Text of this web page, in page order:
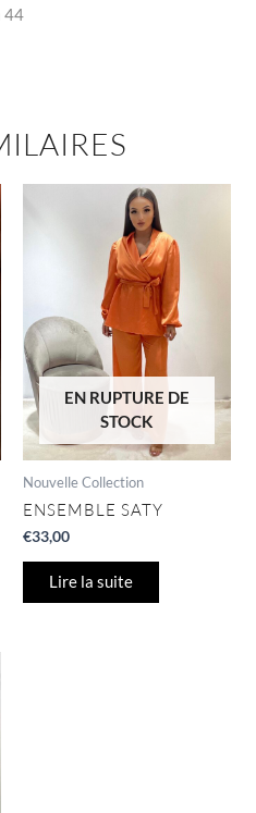
44
EN RUPTURE DE
STOCK
Nouvelle Collection
ENSEMBLE SATY
€33,00
Lire la suite